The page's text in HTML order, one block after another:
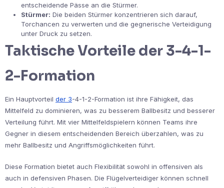
entscheidende Pässe an die Stürmer.
Stürmer: Die beiden Stürmer konzentrieren sich darauf,
Torchancen zu verwerten und die gegnerische Verteidigung
unter Druck zu setzen.
Taktische Vorteile der 3-4-1-
2-Formation
Ein Hauptvorteil der 3-4-1-2-Formation ist ihre Fähigkeit, das
Mittelfeld zu dominieren, was zu besserem Ballbesitz und besserer
Verteilung führt. Mit vier Mittelfeldspielern können Teams ihre
Gegner in diesem entscheidenden Bereich überzahlen, was zu
mehr Ballbesitz und Angriffsmöglichkeiten führt.
Diese Formation bietet auch Flexibilität sowohl in offensiven als
auch in defensiven Phasen. Die Flügelverteidiger können schnell